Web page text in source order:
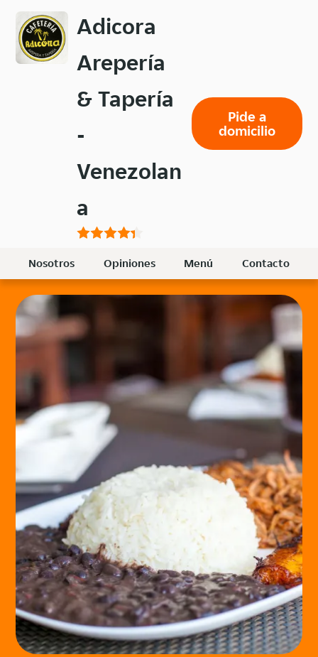
Volver
menú
principal
Adicora
Arepería
& Tapería
-
Venezolan
a
Pide a
domicilio
Nosotros Opiniones Menú Contacto